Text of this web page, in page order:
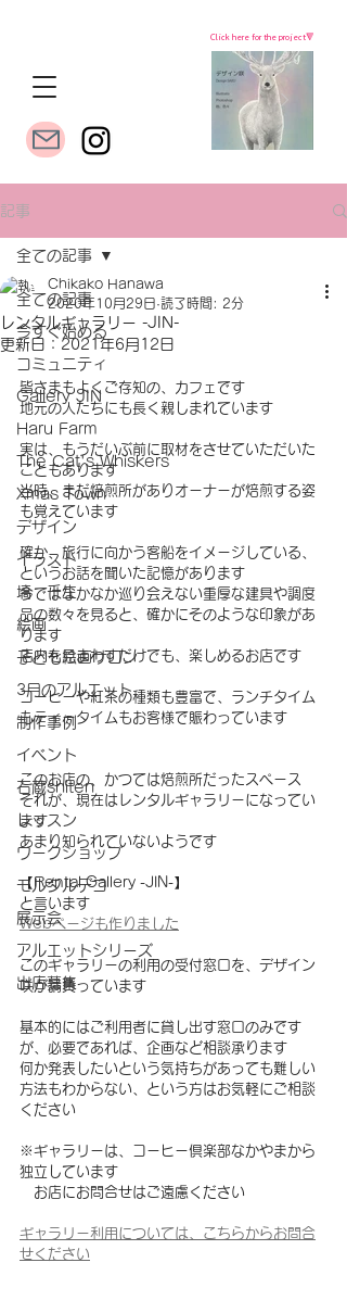
Click here for the project🔻
記事
全ての記事
今すぐ始める
コミュニティ
Gallery JIN
Haru Farm
The Cat's Whiskers
Xmas Town
デザイン
イラスト
塙 千生
絵画
子ども絵画サロン
3月のアルエット
制作事例
イベント
石蔵shiten
レッスン
ワークショップ
モルタルデコ
展示会
アルエットシリーズ
出店募集
全ての記事
レンタルギャラリー -JIN-
Chikako Hanawa
2020年10月29日 読了時間: 2分
更新日： 2021年6月12日
皆さまもよくご存知の、カフェです
地元の人たちにも長く親しまれています
実は、もうだいぶ前に取材をさせていただいた
こともあります
当時、まだ焙煎所がありオーナーが焙煎する姿
も覚えています
確か、旅行に向かう客船をイメージしている、
というお話を聞いた記憶があります
今ではなかなか巡り会えない重厚な建具や調度
品の数々を見ると、確かにそのような印象があ
ります
店内を見まわすだけでも、楽しめるお店です
コーヒーや紅茶の種類も豊富で、ランチタイム
もティータイムもお客様で賑わっています
このお店の、かつては焙煎所だったスペース
それが、現在はレンタルギャラリーになってい
ます
あまり知られていないようです
【Rental Gallery -JIN-】
と言います
Webページも作りました
このギャラリーの利用の受付窓口を、デザイン
咲が請負っています
基本的にはご利用者に貸し出す窓口のみです
が、必要であれば、企画など相談承ります
何か発表したいという気持ちがあっても難しい
方法もわからない、という方はお気軽にご相談
ください
※ギャラリーは、コーヒー倶楽部なかやまから
独立しています
お店にお問合せはご遠慮ください
ギャラリー利用については、こちらからお問合
せください